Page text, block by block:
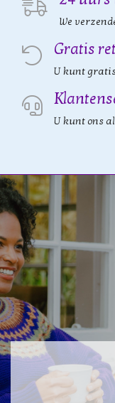
We
Gratis
U kunt
U kunt ons